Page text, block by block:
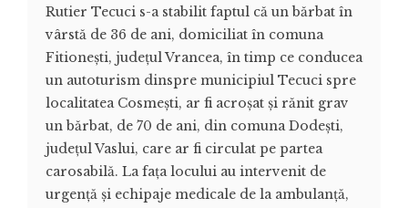
Rutier Tecuci s-a stabilit faptul că un bărbat în
vârstă de 36 de ani, domiciliat în comuna
Fitionești, județul Vrancea, în timp ce conducea
un autoturism dinspre municipiul Tecuci spre
localitatea Cosmești, ar fi acroșat și rănit grav
un bărbat, de 70 de ani, din comuna Dodești,
județul Vaslui, care ar fi circulat pe partea
carosabilă. La fața locului au intervenit de
urgență și echipaje medicale de la ambulanță,